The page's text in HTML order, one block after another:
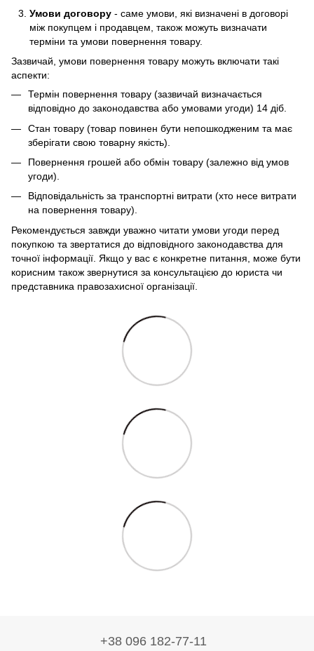
Умови договору - саме умови, які визначені в договорі
між покупцем і продавцем, також можуть визначати
терміни та умови повернення товару.
Зазвичай, умови повернення товару можуть включати такі
аспекти:
Термін повернення товару (зазвичай визначається
відповідно до законодавства або умовами угоди) 14 діб.
Стан товару (товар повинен бути непошкодженим та має
зберігати свою товарну якість).
Повернення грошей або обмін товару (залежно від умов
угоди).
Відповідальність за транспортні витрати (хто несе витрати
на повернення товару).
Рекомендується завжди уважно читати умови угоди перед
покупкою та звертатися до відповідного законодавства для
точної інформації. Якщо у вас є конкретне питання, може бути
корисним також звернутися за консультацією до юриста чи
представника правозахисної організації.
+38 096 182-77-11